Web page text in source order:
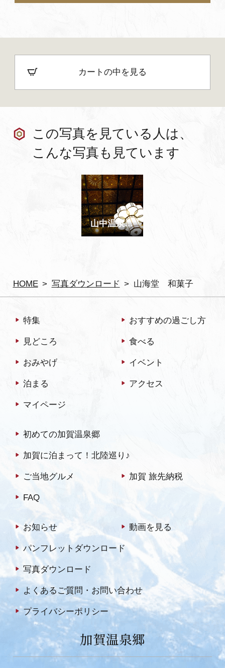
HOME 写真ダウンロード 山海堂 和菓子
カートの中を見る
この写真を見ている人は、
こんな写真も見ています
山中温泉 山中座 内観
特集 おすすめの過ごし方
見どころ 食べる
おみやげ イベント
泊まる アクセス
マイページ
初めての加賀温泉郷
加賀に泊まって！北陸巡り♪
ご当地グルメ 加賀 旅先納税
FAQ
お知らせ 動画を見る
パンフレットダウンロード
写真ダウンロード
よくあるご質問・お問い合わせ
プライバシーポリシー
加賀温泉郷